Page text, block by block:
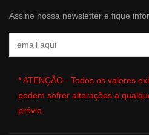
Assine nossa newsletter e fique
* ATENÇÃO - Todos os valores
podem sofrer alterações a
prévio.